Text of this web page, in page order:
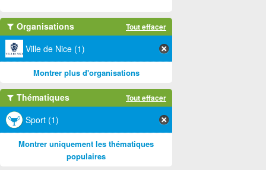
Organisations Tout effacer
Ville de Nice (1)
Montrer plus d'organisations
Thématiques Tout effacer
Sport (1)
Montrer uniquement les thématiques
populaires